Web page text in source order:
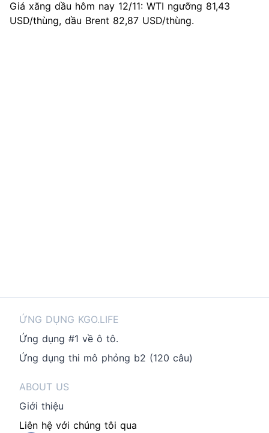
Giá xăng dầu hôm nay 12/11: WTI ngưỡng 81,43
USD/thùng, dầu Brent 82,87 USD/thùng.
ỨNG DỤNG KGO.LIFE
Ứng dụng #1 về ô tô.
Ứng dụng thi mô phỏng b2 (120 câu)
ABOUT US
Giới thiệu
Liên hệ với chúng tôi qua